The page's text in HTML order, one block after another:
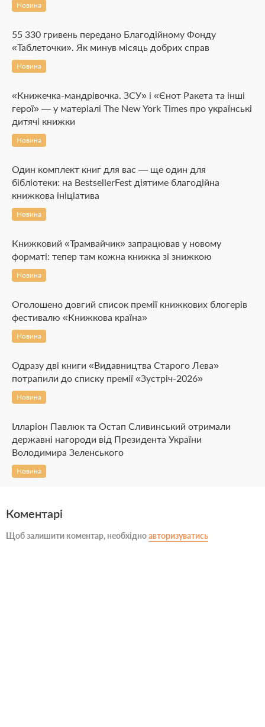
Новина
55 330 гривень передано Благодійному Фонду
«Таблеточки». Як минув місяць добрих справ
Новина
«Книжечка-мандрівочка. ЗСУ» і «Єнот Ракета та інші
герої» — у матеріалі The New York Times про українські
дитячі книжки
Новина
Один комплект книг для вас — ще один для
бібліотеки: на BestsellerFest діятиме благодійна
книжкова ініціатива
Новина
Книжковий «Трамвайчик» запрацював у новому
форматі: тепер там кожна книжка зі знижкою
Новина
Оголошено довгий список премії книжкових блогерів
фестивалю «Книжкова країна»
Новина
Одразу дві книги «Видавництва Старого Лева»
потрапили до списку премії «Зустріч-2026»
Новина
Ілларіон Павлюк та Остап Сливинський отримали
державні нагороди від Президента України
Володимира Зеленського
Новина
Коментарі
Щоб залишити коментар, необхідноавторизуватись